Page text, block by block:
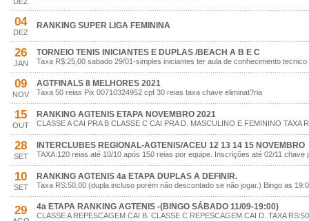
04
DEZ
RANKING SUPER LIGA FEMININA
26
JAN
TORNEIO TENIS INICIANTES E DUPLAS /BEACH A B E C
Taxa R$:25,00 sabado 29/01-simples iniciantes ter aula de conhecimento
09
NOV
AGTFINALS 8 MELHORES 2021
Taxa 50 reias Pix 00710324952 cpf 30 reias taxa chave eliminat?ria
15
OUT
RANKING AGTENIS ETAPA NOVEMBRO 2021
CLASSE A CAI PRA B CLASSE C CAI PRA D. MASCULINO E FEMININO TAXA
28
SET
INTERCLUBES REGIONAL-AGTENIS/ACEU 12 13 14 15 NOVEMBRO
TAXA:120 reias até 10/10 após 150 reias por equipe. Inscrições até 02/11 chave
10
SET
RANKING AGTENIS 4a ETAPA DUPLAS A DEFINIR.
Taxa RS:50,00 (dupla.incluso porém não descontado se não jogar.) Bingo as
29 4a ETAPA RANKING AGTENIS -(BINGO SÁBADO 11/09-19:00)
CLASSE A REPESCAGEM CAI B. CLASSE C REPESCAGEM CAI D. TAXA